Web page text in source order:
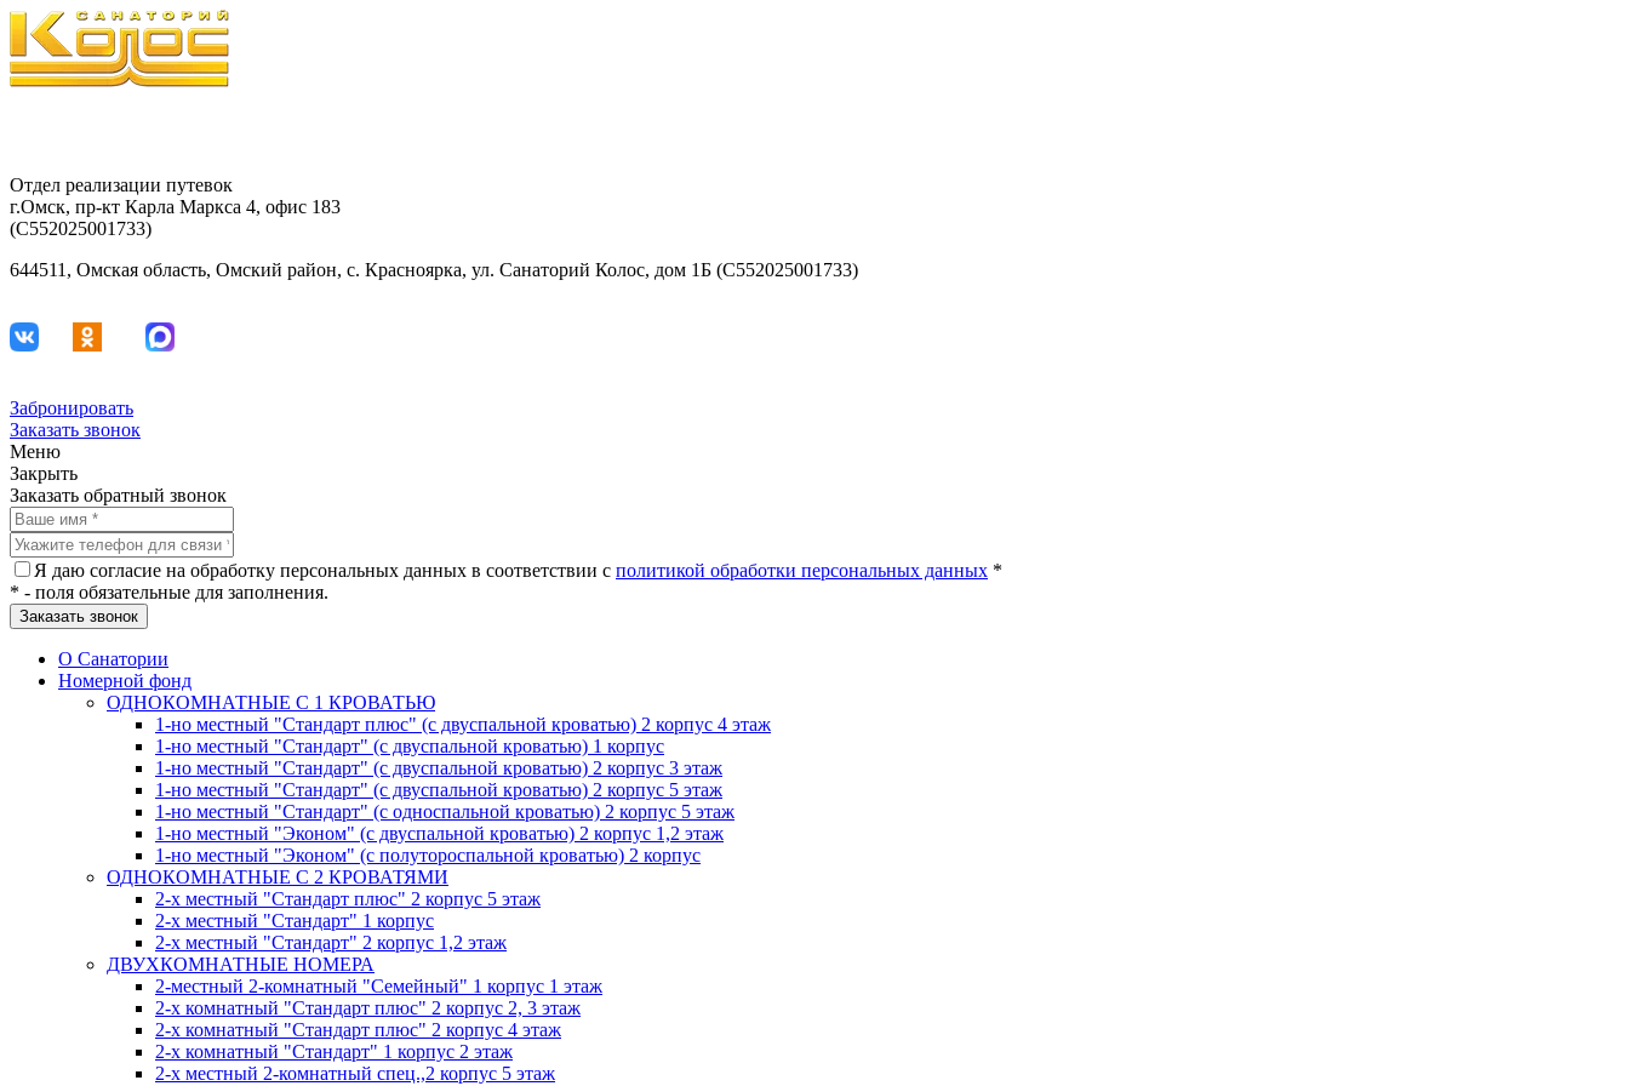
Отдел реализации путевок
г.Омск, пр-кт Карла Маркса 4, офис 183
(С552025001733)
644511, Омская область, Омский район, с. Красноярка, ул. Санаторий Колос, дом 1Б (С552025001733)
Забронировать
Заказать звонок
Меню
Закрыть
Заказать обратный звонок
Я даю согласие на обработку персональных данных в соответствии с политикой обработки персональных данных *
* - поля обязательные для заполнения.
О Санатории
Номерной фонд
ОДНОКОМНАТНЫЕ С 1 КРОВАТЬЮ
1-но местный "Стандарт плюс" (с двуспальной кроватью) 2 корпус 4 этаж
1-но местный "Стандарт" (с двуспальной кроватью) 1 корпус
1-но местный "Стандарт" (с двуспальной кроватью) 2 корпус 3 этаж
1-но местный "Стандарт" (с двуспальной кроватью) 2 корпус 5 этаж
1-но местный "Стандарт" (с односпальной кроватью) 2 корпус 5 этаж
1-но местный "Эконом" (с двуспальной кроватью) 2 корпус 1,2 этаж
1-но местный "Эконом" (с полутороспальной кроватью) 2 корпус
ОДНОКОМНАТНЫЕ С 2 КРОВАТЯМИ
2-х местный "Стандарт плюс" 2 корпус 5 этаж
2-х местный "Стандарт" 1 корпус
2-х местный "Стандарт" 2 корпус 1,2 этаж
ДВУХКОМНАТНЫЕ НОМЕРА
2-местный 2-комнатный "Семейный" 1 корпус 1 этаж
2-х комнатный "Стандарт плюс" 2 корпус 2, 3 этаж
2-х комнатный "Стандарт плюс" 2 корпус 4 этаж
2-х комнатный "Стандарт" 1 корпус 2 этаж
2-х местный 2-комнатный спец.,2 корпус 5 этаж